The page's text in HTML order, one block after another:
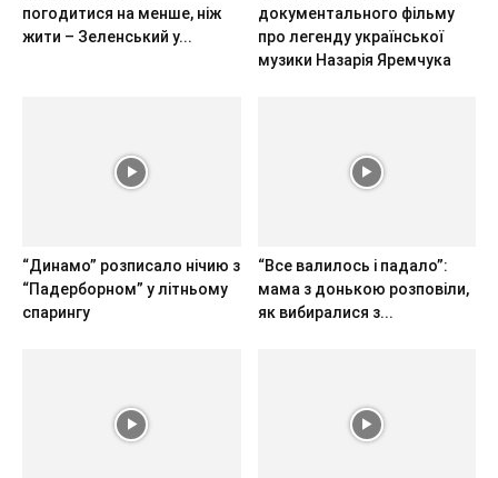
погодитися на менше, ніж
жити – Зеленський у...
документального фільму
про легенду української
музики Назарія Яремчука
“Динамо” розписало нічию з
“Падерборном” у літньому
спарингу
“Все валилось і падало”:
мама з донькою розповіли,
як вибиралися з...